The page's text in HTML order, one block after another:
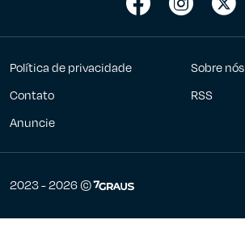
Política de privacidade
Sobre nós
Contato
RSS
Anuncie
2023 - 2026 ©7Graus